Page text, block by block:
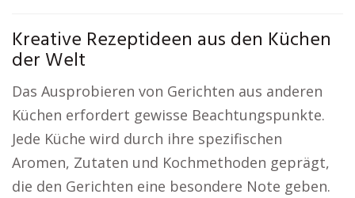
Kreative Rezeptideen aus den Küchen
der Welt
Das Ausprobieren von Gerichten aus anderen
Küchen erfordert gewisse Beachtungspunkte.
Jede Küche wird durch ihre spezifischen
Aromen, Zutaten und Kochmethoden geprägt,
die den Gerichten eine besondere Note geben.